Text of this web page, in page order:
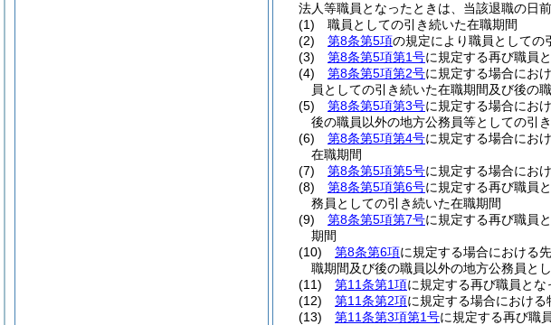
法人等職員となったときは、当該退職の日
(1)
職員としての引き続いた在職期間
(2)
第8条第5項の規定により職員としての
(3)
第8条第5項第1号に規定する再び職員
(4)
第8条第5項第2号に規定する場合にお
員としての引き続いた在職期間及び後の
(5)
第8条第5項第3号に規定する場合にお
後の職員以外の地方公務員等としての引
(6)
第8条第5項第4号に規定する場合にお
在職期間
(7)
第8条第5項第5号に規定する場合にお
(8)
第8条第5項第6号に規定する再び職員
務員としての引き続いた在職期間
(9)
第8条第5項第7号に規定する再び職員
期間
(10)
第8条第6項に規定する場合における
職期間及び後の職員以外の地方公務員と
(11)
第11条第1項に規定する再び職員とな
(12)
第11条第2項に規定する場合におけ
(13)
第11条第3項第1号に規定する再び職